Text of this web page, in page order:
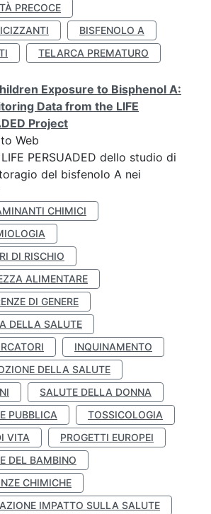
PRECOCE
BISFENOLO A
TELARCA PREMATURO
Exposure to Bisphenol A:
Data from the LIFE
Project
Web
PERSUADED dello studio di
del bisfenolo A nei
CHIMICI
DI RISCHIO
ALIMENTARE
DI GENERE
DELLA SALUTE
INQUINAMENTO
DELLA SALUTE
SALUTE DELLA DONNA
PUBBLICA
TOSSICOLOGIA
VITA
PROGETTI EUROPEI
DEL BAMBINO
CHIMICHE
IMPATTO SULLA SALUTE